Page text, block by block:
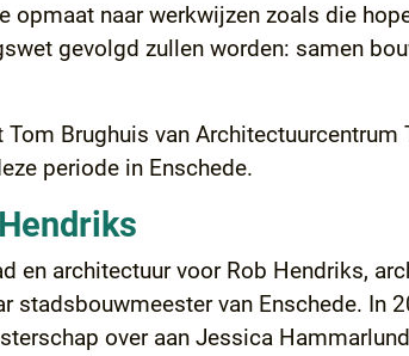
opmaat naar werkwijzen zoals die
gevolgd zullen worden: samen
Tom Brughuis van Architectuurcentrum
periode in Enschede.
en architectuur voor Rob Hendriks,
stadsbouwmeester van Enschede. In
over aan Jessica